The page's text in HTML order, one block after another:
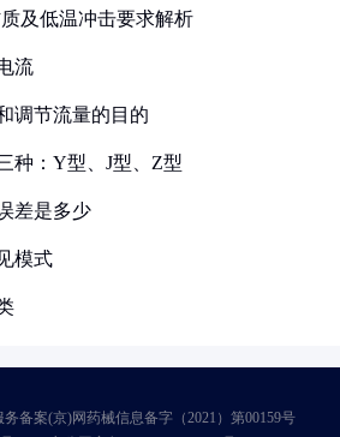
及低温冲击要求解析
流
调节流量的目的
种：Y型、J型、Z型
差是多少
模式
备案(京)网药械信息备字（2021）第00159号